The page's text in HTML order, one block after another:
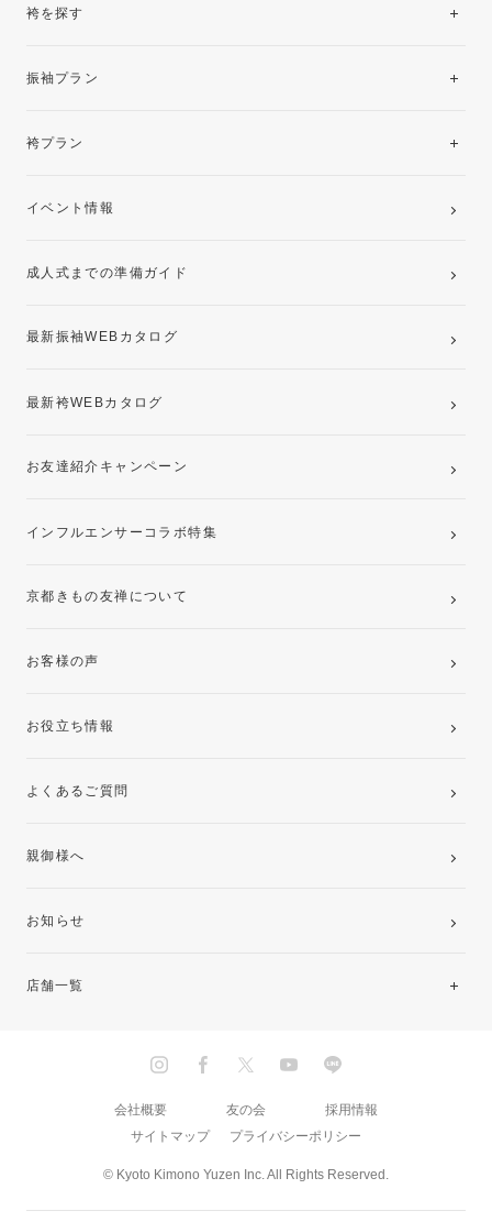
袴を探す
振袖プラン
レンタルプラン
袴プラン
卒業袴レンタルプラン
イベント情報
成人式までの準備ガイド
最新振袖WEBカタログ
最新袴WEBカタログ
お友達紹介キャンペーン
インフルエンサーコラボ特集
京都きもの友禅について
お客様の声
お役立ち情報
よくあるご質問
親御様へ
お知らせ
店舗一覧
© Kyoto Kimono Yuzen Inc. All Rights Reserved.
会社概要 友の会
採用情報
サイトマップ
プライバシーポリシー